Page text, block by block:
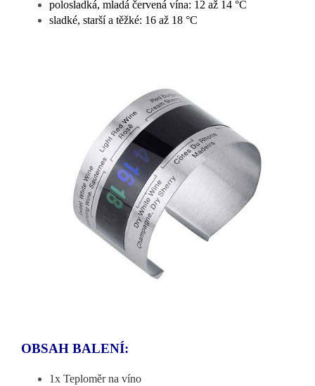
polosladká, mladá červená vína: 12 až 14 °C
sladké, starší a těžké: 16 až 18 °C
OBSAH BALENÍ:
1x Teploměr na víno